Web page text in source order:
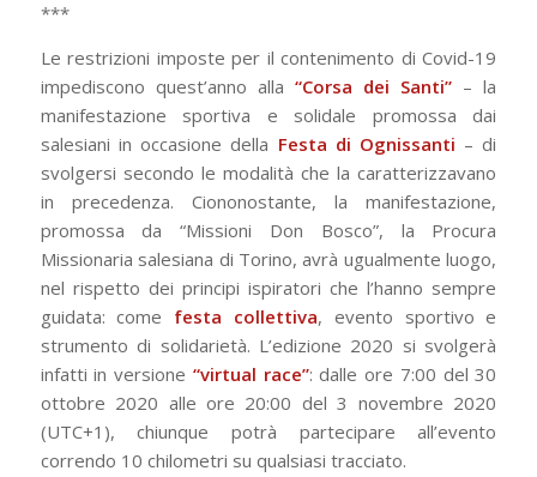
***
Le restrizioni imposte per il contenimento di Covid-19
impediscono quest’anno alla “Corsa dei Santi” – la
manifestazione sportiva e solidale promossa dai
salesiani in occasione della Festa di Ognissanti – di
svolgersi secondo le modalità che la caratterizzavano
in precedenza. Ciononostante, la manifestazione,
promossa da “Missioni Don Bosco”, la Procura
Missionaria salesiana di Torino, avrà ugualmente luogo,
nel rispetto dei principi ispiratori che l’hanno sempre
guidata: come festa collettiva, evento sportivo e
strumento di solidarietà. L’edizione 2020 si svolgerà
infatti in versione “virtual race”: dalle ore 7:00 del 30
ottobre 2020 alle ore 20:00 del 3 novembre 2020
(UTC+1), chiunque potrà partecipare all’evento
correndo 10 chilometri su qualsiasi tracciato.